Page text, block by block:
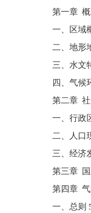
第一章
一、区域
二、地形
三、水文
四、气候
第二章
一、行政
二、人口
三、经济
第三章
第四章
一、总则